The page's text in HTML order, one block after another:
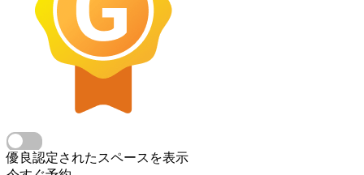
優良認定されたスペースを表示